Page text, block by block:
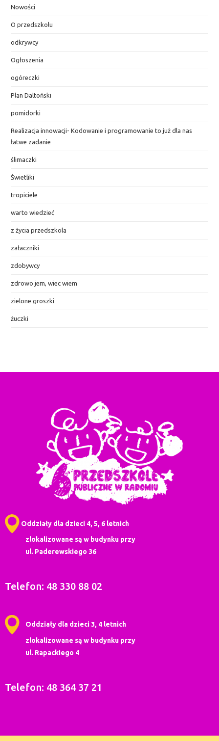
Nowości
O przedszkolu
odkrywcy
Ogłoszenia
ogóreczki
Plan Daltoński
pomidorki
Realizacja innowacji- Kodowanie i programowanie to już dla nas
łatwe zadanie
ślimaczki
Świetliki
tropiciele
warto wiedzieć
z życia przedszkola
załaczniki
zdobywcy
zdrowo jem, wiec wiem
zielone groszki
żuczki
Oddziały dla dzieci 4, 5, 6 letnich
zlokalizowane są w budynku przy
ul. Paderewskiego 36
Telefon: 48 330 88 02
Oddziały dla dzieci 3, 4 letnich
zlokalizowane są w budynku przy
ul. Rapackiego 4
Telefon: 48 364 37 21